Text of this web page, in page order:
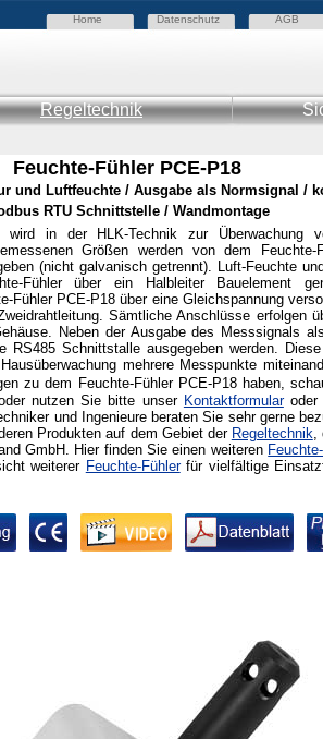
Home Datenschutz AGB
Regeltechnik
Feuchte-Fühler PCE-P18
und Luftfeuchte / Ausgabe als Normsignal /
RTU Schnittstelle / Wandmontage
wird in der HLK-Technik zur Überwachung
Größen werden von dem Feuchte-
(nicht galvanisch getrennt). Luft-Feuchte
Fühler über ein Halbleiter Bauelement
Fühler PCE-P18 über eine Gleichspannung
Sämtliche Anschlüsse erfolgen
Neben der Ausgabe des Messsignals
RS485 Schnittstalle ausgegeben werden.
mehrere Messpunkte
zu dem Feuchte-Fühler PCE-P18 haben,
nutzen Sie bitte unser Kontaktformular
und Ingenieure beraten Sie sehr gerne
Produkten auf dem Gebiet der Regeltechnik,
GmbH. Hier finden Sie einen weiteren
weiterer Feuchte-Fühlerfür vielfältige